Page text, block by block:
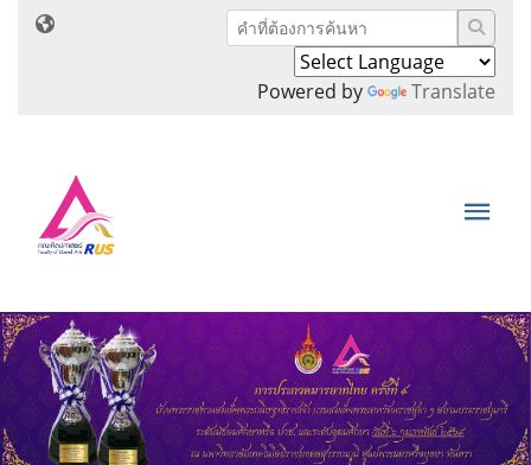
Powered by Translate